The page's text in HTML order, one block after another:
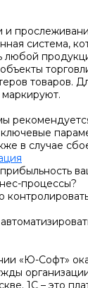
и
система,
любой
товаров.
в случае
процессы?
«Ю-Софт»
1С – это